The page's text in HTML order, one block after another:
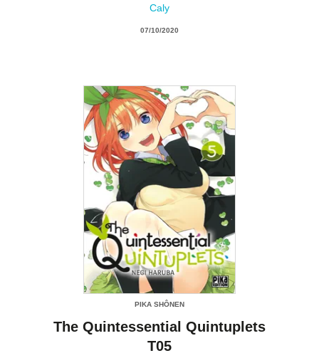
Caly
07/10/2020
PIKA SHÔNEN
The Quintessential Quintuplets
T05